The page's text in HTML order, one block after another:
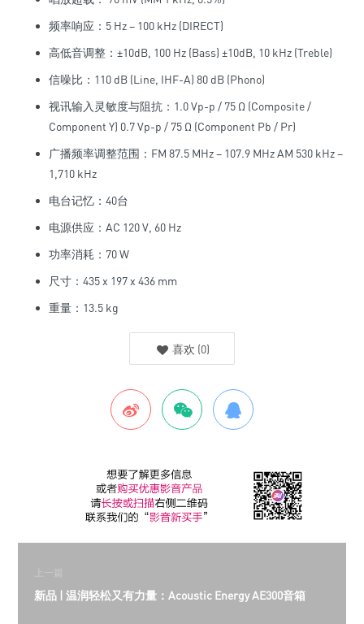
频率响应：5 Hz – 100 kHz (DIRECT)
高低音调整：±10dB, 100 Hz (Bass) ±10dB, 10 kHz (Treble)
信噪比：110 dB (Line, IHF-A) 80 dB (Phono)
视讯输入灵敏度与阻抗：1.0 Vp-p / 75 Ω (Composite /
Component Y) 0.7 Vp-p / 75 Ω (Component Pb / Pr)
广播频率调整范围：FM 87.5 MHz – 107.9 MHz AM 530 kHz –
1,710 kHz
电台记忆：40台
电源供应：AC 120 V, 60 Hz
功率消耗：70 W
尺寸：435 x 197 x 436 mm
重量：13.5 kg
喜欢 (0)
上一篇
新品 | 温润轻松又有力量：Acoustic Energy AE300音箱